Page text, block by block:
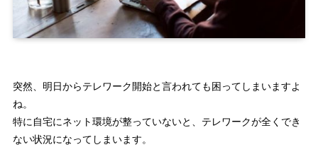
突然、明日からテレワーク開始と言われても困ってしまいますよ
ね。
特に自宅にネット環境が整っていないと、テレワークが全くでき
ない状況になってしまいます。